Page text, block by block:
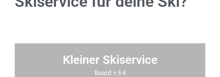
Kleiner Skiservice
Board + 5 €